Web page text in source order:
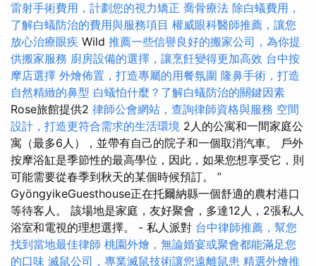
雷射手術費用，計劃您的視力矯正 喬骨療法 除白蟻費用，
了解白蟻防治的費用與服務項目 權威眼科醫師推薦，讓您
放心治療眼疾 Wild 推薦一些信譽良好的搬家公司，為你提
供搬家服務 廚房設備的選擇，讓烹飪變得更加高效 台中按
摩店選擇 外燴佈置，打造專屬的用餐氛圍 隆鼻手術，打造
自然精緻的鼻型 白蟻怕什麼？了解白蟻防治的關鍵因素
Rose旅館提供2 律師公會網站，查詢律師資格與服務 空間
設計，打造更符合需求的生活環境 2人的公寓和一間家庭公
寓（最多6人），並帶有自己的院子和一個取消汽車。 戶外
按摩浴缸是季節性的最高學位，因此，如果您想享受它，則
可能需要從春季到秋天的某個時候預訂。 ”
GyöngyikeGuesthouse正在托爾納縣一個舒適的農村港口
等待客人。 該場地是家庭，友好聚會，多達12人，2張私人
浴室和電視的理想選擇。 - 私人派對 台中律師推薦，幫您
找到當地最佳律師 桃園外燴，無論婚宴或聚會都能滿足您
的口味 滅鼠公司，專業滅鼠技術讓您遠離鼠患 精選外燴推